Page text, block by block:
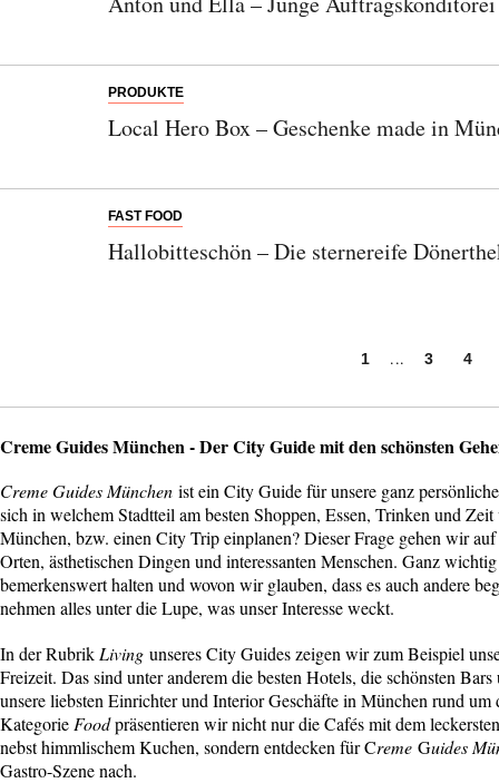
PRODUKTE
Local Hero Box – Geschenke made in
FAST FOOD
Hallobitteschön – Die sternereife
1 ... 3 4
Creme Guides München - Der City Guide mit den schönsten
Creme Guides München ist ein City Guide für unsere ganz
sich in welchem Stadtteil am besten Shoppen, Essen, Trinken und
München, bzw. einen City Trip einplanen? Dieser Frage gehen wir
Orten, ästhetischen Dingen und interessanten Menschen. Ganz
bemerkenswert halten und wovon wir glauben, dass es auch andere
nehmen alles unter die Lupe, was unser Interesse weckt.
In der Rubrik Living unseres City Guides zeigen wir zum Beispiel
Freizeit. Das sind unter anderem die besten Hotels, die schönsten
unsere liebsten Einrichter und Interior Geschäfte in München rund
Kategorie Foodpräsentieren wir nicht nur die Cafés mit dem
nebst himmlischem Kuchen, sondern entdecken für Creme Guides
Gastro-Szene nach.